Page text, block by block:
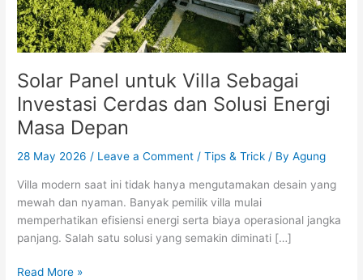
Solar Panel untuk Villa Sebagai
Investasi Cerdas dan Solusi Energi
Masa Depan
28 May 2026 / Leave a Comment /Tips & Trick / ByAgung
Villa modern saat ini tidak hanya mengutamakan desain yang
mewah dan nyaman. Banyak pemilik villa mulai
memperhatikan efisiensi energi serta biaya operasional jangka
panjang. Salah satu solusi yang semakin diminati […]
Masa
Depan
Read More »